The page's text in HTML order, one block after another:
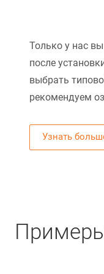
Только у нас
после
выбрать
рекомендуем
Узнать